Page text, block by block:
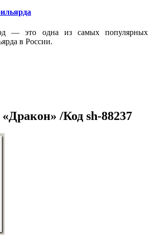
— это одна из самых популярных
в России.
/Код sh-88237